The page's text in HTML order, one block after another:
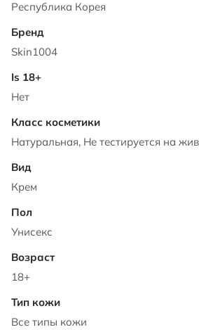
Республика Корея
Skin1004
Нет
Натуральная, Не тестируется на
Крем
Унисекс
18+
Все типы кожи